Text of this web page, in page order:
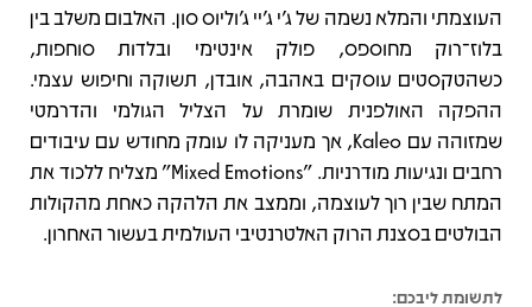
העוצמתי והמלא נשמה של ג’י ג’יי ג’וליוס סון. האלבום משלב בין
בלוז־רוק מחוספס, פולק אינטימי ובלדות סוחפות,
כשהטקסטים עוסקים באהבה, אובדן, תשוקה וחיפוש עצמי.
ההפקה האולפנית שומרת על הצליל הגולמי והדרמטי
שמזוהה עם Kaleo, אך מעניקה לו עומק מחודש עם עיבודים
רחבים ונגיעות מודרניות. "‏Mixed Emotions" מצליח ללכוד את
המתח שבין רוך לעוצמה, וממצב את הלהקה כאחת מהקולות
הבולטים בסצנת הרוק האלטרנטיבי העולמית בעשור האחרון.
לתשומת ליבכם: